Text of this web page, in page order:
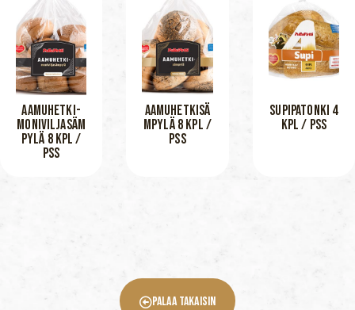
AAMUHETKI-
MONIVILJASÄM
PYLÄ 8 KPL /
PSS
AAMUHETKISÄ
MPYLÄ 8 KPL /
PSS
SUPIPATONKI 4
KPL / PSS
Palaa Takaisin